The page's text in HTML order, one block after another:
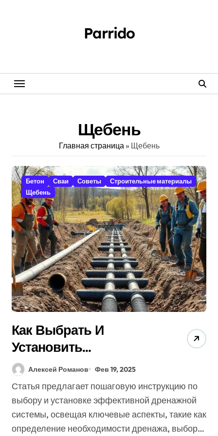
Parrido
Щебень
Главная страница» Щебень
Бетон Сваи Советы
Строительные материалы
Щебень
Как Выбрать И
Установить
Эффективную Систему
Дренажа? 7 Советов
Экспертов (Бесплатно)
Алексей Романов Фев 19, 2025
Статья предлагает пошаговую инструкцию по
выбору и установке эффективной дренажной
системы, освещая ключевые аспекты, такие как
определение необходимости дренажа, выбор…